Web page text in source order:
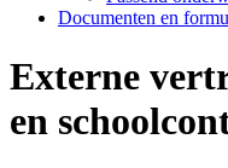
Documenten en
Externe
en